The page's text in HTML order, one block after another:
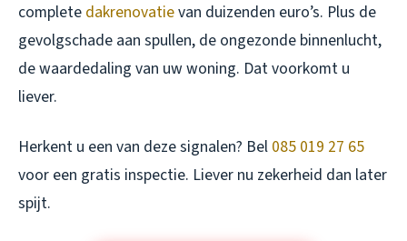
complete dakrenovatievan duizenden euro’s. Plus de
gevolgschade aan spullen, de ongezonde binnenlucht,
de waardedaling van uw woning. Dat voorkomt u
liever.
Herkent u een van deze signalen? Bel 085 019 27 65
voor een gratis inspectie. Liever nu zekerheid dan later
spijt.